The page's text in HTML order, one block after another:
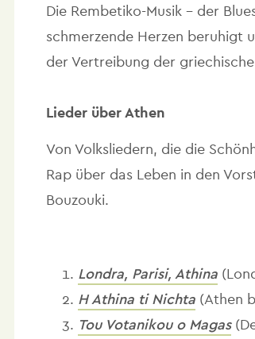
Die Rembetiko-Musik – der
schmerzende Herzen beruhigt
der Vertreibung der
Lieder über Athen
Von Volksliedern, die die
Rap über das Leben in den
Bouzouki.
Londra, Parisi, Athina
H Athina ti Nichta(Athen
Tou Votanikou o Magas